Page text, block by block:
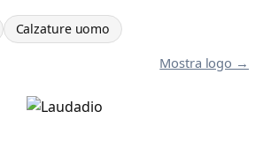
Calzature uomo
Mostra logo →